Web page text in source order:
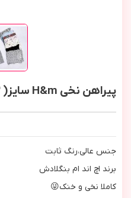
پیراهن نخی H&m سایز( ٢-٤سال)(3925)
جنس عالي،رنگ ثابت
برند اچ اند ام بنگلادش
كاملا نخي و خنك😜